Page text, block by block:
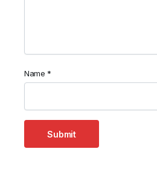
Name *